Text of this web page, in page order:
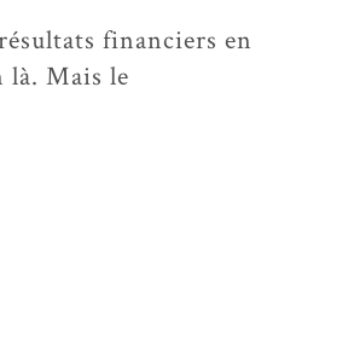
financiers en
là. Mais le